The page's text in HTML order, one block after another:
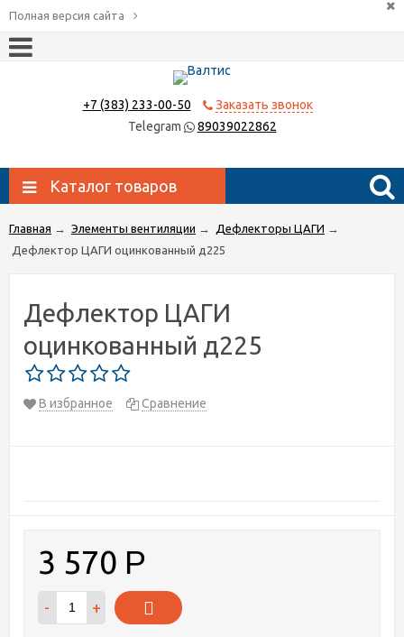
Полная версия сайта
+7 (383) 233-00-50
Заказать звонок
Telegram
89039022862
Каталог товаров
Главная → Элементы вентиляции → Дефлекторы ЦАГИ →
Дефлектор ЦАГИ оцинкованный д225
Дефлектор ЦАГИ
оцинкованный д225
В избранное Сравнение
3 570 Р
- +